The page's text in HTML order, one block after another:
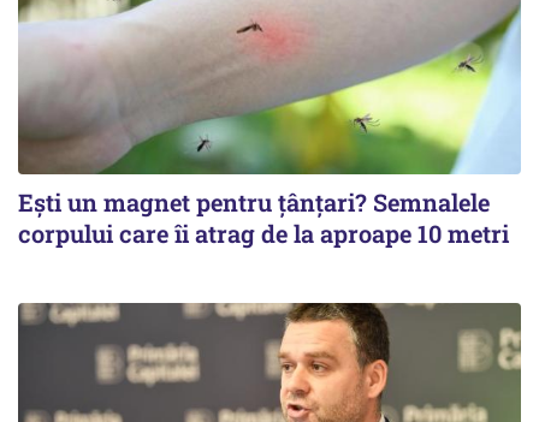
Ești un magnet pentru țânțari? Semnalele
corpului care îi atrag de la aproape 10 metri